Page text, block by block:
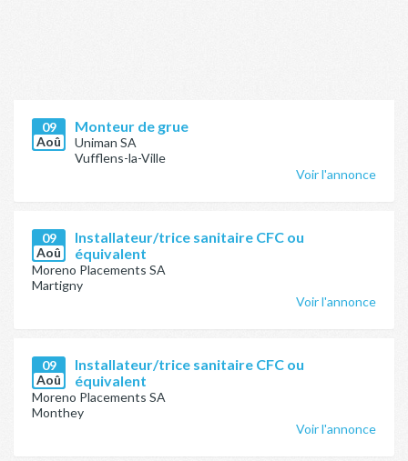
09
Aoû
Monteur de grue
Uniman SA
Vufflens-la-Ville
Voir l'annonce
09
Aoû
Installateur/trice sanitaire CFC ou
équivalent
Moreno Placements SA
Martigny
Voir l'annonce
09
Aoû
Installateur/trice sanitaire CFC ou
équivalent
Moreno Placements SA
Monthey
Voir l'annonce